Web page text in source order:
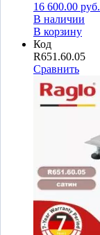
16 600.00 руб.
В наличии
В корзину
Код
R651.60.05
Сравнить